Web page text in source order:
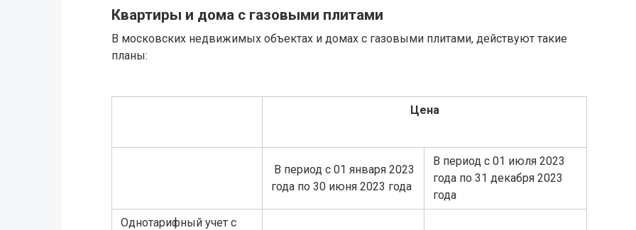
Квартиры и дома с газовыми плитами
В московских недвижимых объектах и домах с газовыми плитами, действуют такие
планы:
Цена
В период с 01 января 2023
года по 30 июня 2023 года
В период с 01 июля 2023
года по 31 декабря 2023
года
Однотарифный учет с